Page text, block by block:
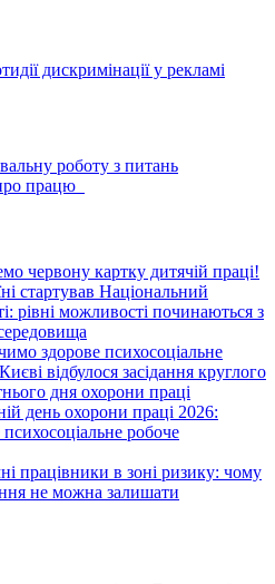
дискримінації у рекламі
роботу з питань
працю
червону картку дитячій праці!
стартував Національний
рівні можливості починаються з
здорове психосоціальне
відбулося засідання круглого
дня охорони праці
день охорони праці 2026:
робоче
працівники в зоні ризику: чому
не можна залишати